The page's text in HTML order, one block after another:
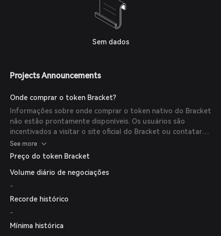
Sem dados
Projects Announcements
Onde comprar o token Bracket?
Informações sobre onde comprar o token nativo do Bracket
não estão prontamente disponíveis. Os usuários são
incentivados a visitar o site oficial do Bracket ou contatar
seus canais de suporte para obter as informações mais
precisas e atualizadas.
See more
Preço do token Bracket
Volume diário de negociações
-
Recorde histórico
-
Mínima histórica